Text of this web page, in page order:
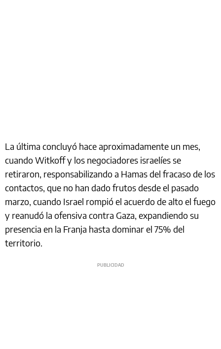
La última concluyó hace aproximadamente un mes,
cuando Witkoff y los negociadores israelíes se
retiraron, responsabilizando a Hamas del fracaso de los
contactos, que no han dado frutos desde el pasado
marzo, cuando Israel rompió el acuerdo de alto el fuego
y reanudó la ofensiva contra Gaza, expandiendo su
presencia en la Franja hasta dominar el 75% del
territorio.